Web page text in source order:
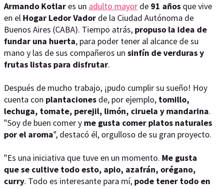
Armando Kotlar es un adulto mayor de 91 años que vive
en el Hogar Ledor Vador de la Ciudad Autónoma de
Buenos Aires (CABA). Tiempo atrás, propuso la idea de
fundar una huerta, para poder tener al alcance de su
mano y las de sus compañeros un sinfín de verduras y
frutas listas para disfrutar.
Después de mucho trabajo, ¡pudo cumplir su sueño! Hoy
cuenta con plantaciones de, por ejemplo, tomillo,
lechuga, tomate, perejil, limón, ciruela y mandarina.
"Soy de buen comer y me gusta comer platos naturales
por el aroma", destacó él, orgulloso de su gran proyecto.
"Es una iniciativa que tuve en un momento. Me gusta
que se cultive todo esto, apio, azafrán, orégano,
curry. Todo es interesante para mí, pode tener todo en